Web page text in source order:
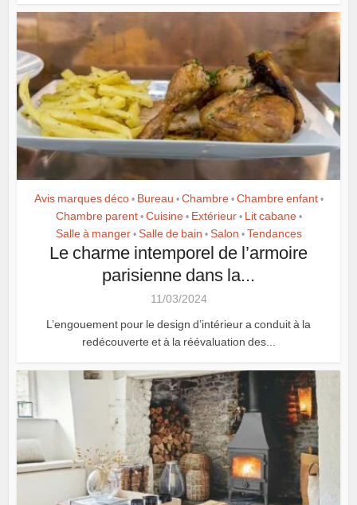
Avis marques déco • Bureau • Chambre • Chambre enfant •
Chambre parent • Cuisine • Extérieur • Lit cabane •
Salle à manger • Salle de bain • Salon • Tendances
Le charme intemporel de l’armoire
parisienne dans la...
11/03/2024
L’engouement pour le design d’intérieur a conduit à la
redécouverte et à la réévaluation des...